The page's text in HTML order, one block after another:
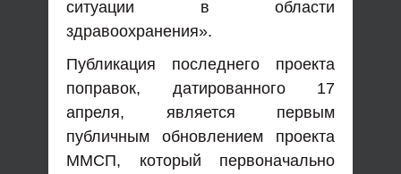
ситуации в области
здравоохранения».
Публикация последнего проекта
поправок, датированного 17
апреля, является первым
публичным обновлением проекта
ММСП, который первоначально